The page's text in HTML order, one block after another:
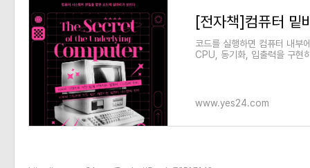
[전자책]컴퓨터 밑
코드를 실행하면 컴퓨터 내부
CPU, 동기화, 입출력을 구현
www.yes24.com